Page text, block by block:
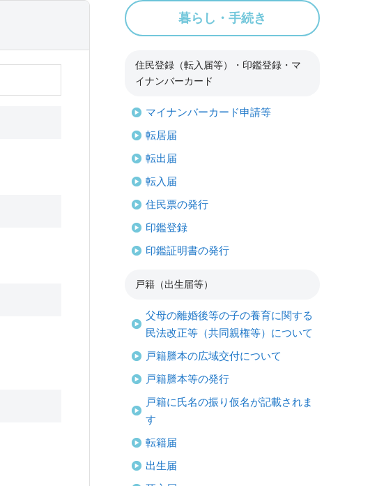
暮らし・手続き
住民登録（転入届等）・印鑑登録・マ
イナンバーカード
マイナンバーカード申請等
転居届
転出届
転入届
住民票の発行
印鑑登録
印鑑証明書の発行
戸籍（出生届等）
父母の離婚後等の子の養育に関する
民法改正等（共同親権等）について
戸籍謄本の広域交付について
戸籍謄本等の発行
戸籍に氏名の振り仮名が記載されま
す
転籍届
出生届